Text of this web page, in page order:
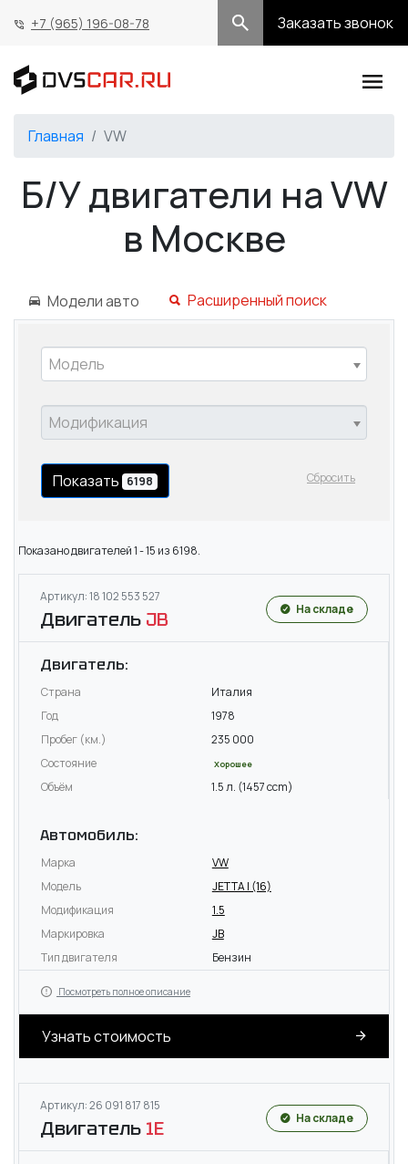
+7 (965) 196-08-78 Заказать звонок
Главная VW
Б/У двигатели на VW
в Москве
Модели авто Расширенный поиск
Модель
Модификация
Показать 6198 Сбросить
Показано двигателей 1 - 15 из 6198.
Артикул: 18 102 553 527
Двигатель JB На складе
Двигатель:
Страна
Италия
Год
1978
Пробег (км.)
235 000
Состояние
Хорошее
Объём 1.5 л. (1457 ccm)
Автомобиль:
Марка
VW
Модель
JETTA I (16)
Модификация
1.5
Маркировка
JB
Тип двигателя
Бензин
Посмотреть полное описание
Узнать стоимость
Артикул: 26 091 817 815
Двигатель 1E На складе